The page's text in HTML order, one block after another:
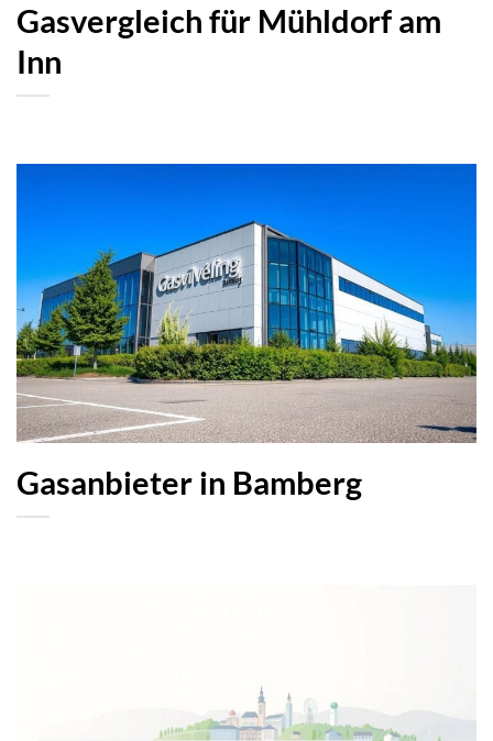
Gasvergleich für Mühldorf am
Inn
Gasanbieter in Bamberg